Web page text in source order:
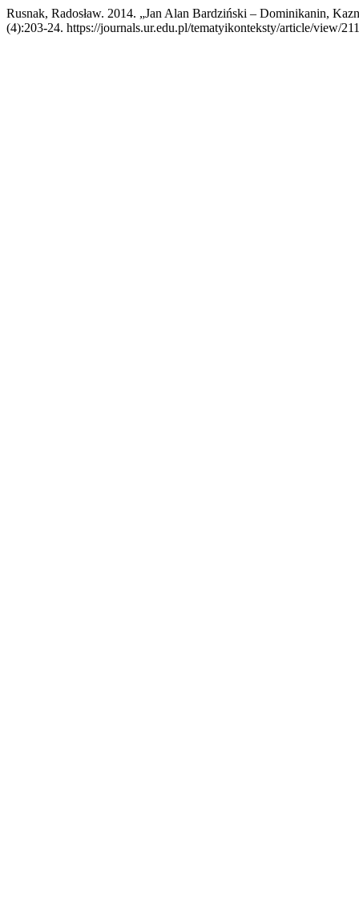
Rusnak, Radosław. 2014. „Jan Alan Bardziński – Dominikanin,
(4):203-24. https://journals.ur.edu.pl/tematyikonteksty/article/view/